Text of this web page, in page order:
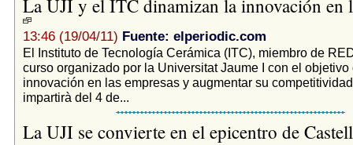
La UJI y el ITC dinamizan la innovación en
13:46 (19/04/11) Fuente: elperiodic.com
El Instituto de Tecnología Cerámica (ITC), miembro de
curso organizado por la Universitat Jaume I con el
innovación en las empresas y augmentar su
impartirà del 4 de...
La UJI se convierte en el epicentro de